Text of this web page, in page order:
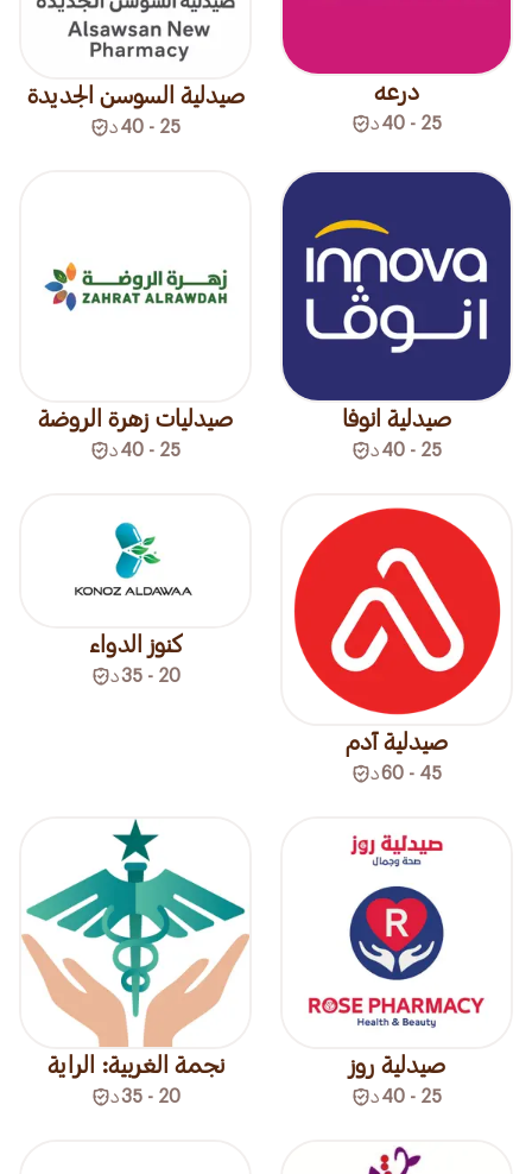
درعه
25 - 40 د
صيدلية السوسن الجديدة
25 - 40 د
صيدلية انوفا
25 - 40 د
صيدليات زهرة الروضة
25 - 40 د
صيدلية آدم
45 - 60 د
كنوز الدواء
20 - 35 د
صيدلية روز
25 - 40 د
نجمة الغربية: الراية
20 - 35 د